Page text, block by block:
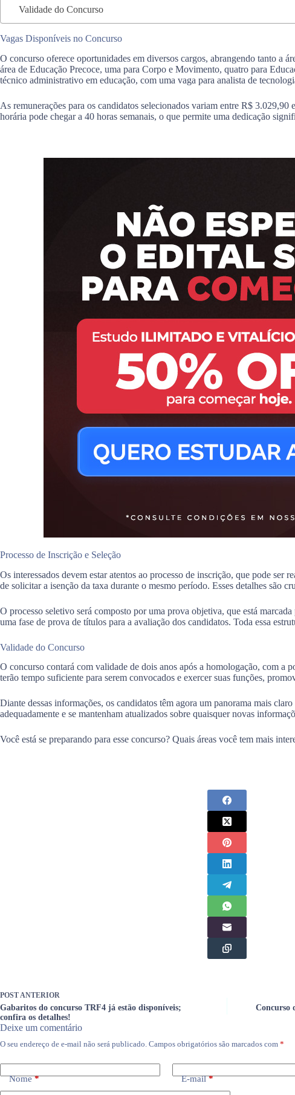
Validade do Concurso
Vagas Disponíveis no Concurso
O concurso oferece oportunidades em diversos cargos, abrangendo tanto a
área de Educação Precoce, uma para Corpo e Movimento, quatro para
técnico administrativo em educação, com uma vaga para analista de
As remunerações para os candidatos selecionados variam entre R$
horária pode chegar a 40 horas semanais, o que permite uma dedicação
Processo de Inscrição e Seleção
Os interessados devem estar atentos ao processo de inscrição, que pode
de solicitar a isenção da taxa durante o mesmo período. Esses detalhes são
O processo seletivo será composto por uma prova objetiva, que está
uma fase de prova de títulos para a avaliação dos candidatos. Toda essa
Validade do Concurso
O concurso contará com validade de dois anos após a homologação, com
terão tempo suficiente para serem convocados e exercer suas funções,
Diante dessas informações, os candidatos têm agora um panorama mais
adequadamente e se mantenham atualizados sobre quaisquer novas
Você está se preparando para esse concurso? Quais áreas você tem mais
POSTANTERIOR
Gabaritos do concurso TRF4 já estão disponíveis;
confira os detalhes!
Concurso
Deixe um comentário
O seu endereço de e-mail não será publicado. Campos obrigatórios são marcados com *
Nome* E-mail*